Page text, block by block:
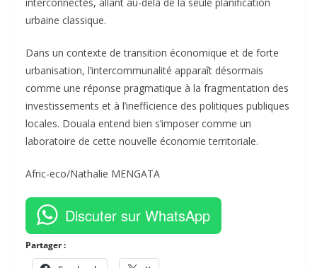
urbaine classique.
Dans un contexte de transition économique et de forte
urbanisation, l’intercommunalité apparaît désormais
comme une réponse pragmatique à la fragmentation des
investissements et à l’inefficience des politiques publiques
locales. Douala entend bien s’imposer comme un
laboratoire de cette nouvelle économie territoriale.
Afric-eco/Nathalie MENGATA
Discuter sur WhatsApp
Partager :